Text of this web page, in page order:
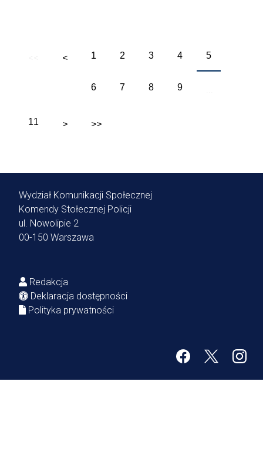
< 1 2 3 4 5
6 7 8 9
11 > >>
Wydział Komunikacji Społecznej
Komendy Stołecznej Policji
ul. Nowolipie 2
00-150 Warszawa
Redakcja
Deklaracja dostępności
Polityka prywatności
Facebook
Twitter